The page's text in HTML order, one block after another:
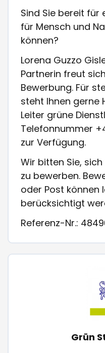
Sind Sie bereit für
für Mensch und
können?
Lorena Guzzo
Partnerin freut
Bewerbung. Für
steht Ihnen gerne
Leiter grüne
Telefonnummer
zur Verfügung.
Wir bitten Sie,
zu bewerben.
oder Post können
berücksichtigt
Referenz-Nr.:
Grün